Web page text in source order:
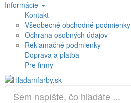
Informácie
Kontakt
Všeobecné obchodné podmienky
Ochrana osobných údajov
Reklamačné podmienky
Doprava a platba
Pre firmy